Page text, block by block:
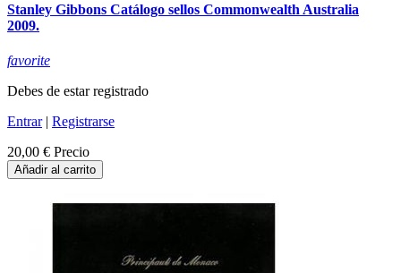
Stanley Gibbons Catálogo sellos Commonwealth Australia
2009.
favorite
Debes de estar registrado
Entrar| Registrarse
20,00 € Precio
Añadir al carrito